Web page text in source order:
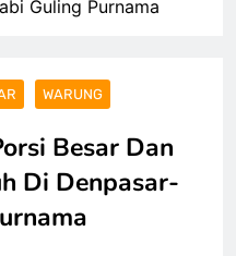
Guling Purnama
WARUNG
Besar Dan
Di Denpasar-